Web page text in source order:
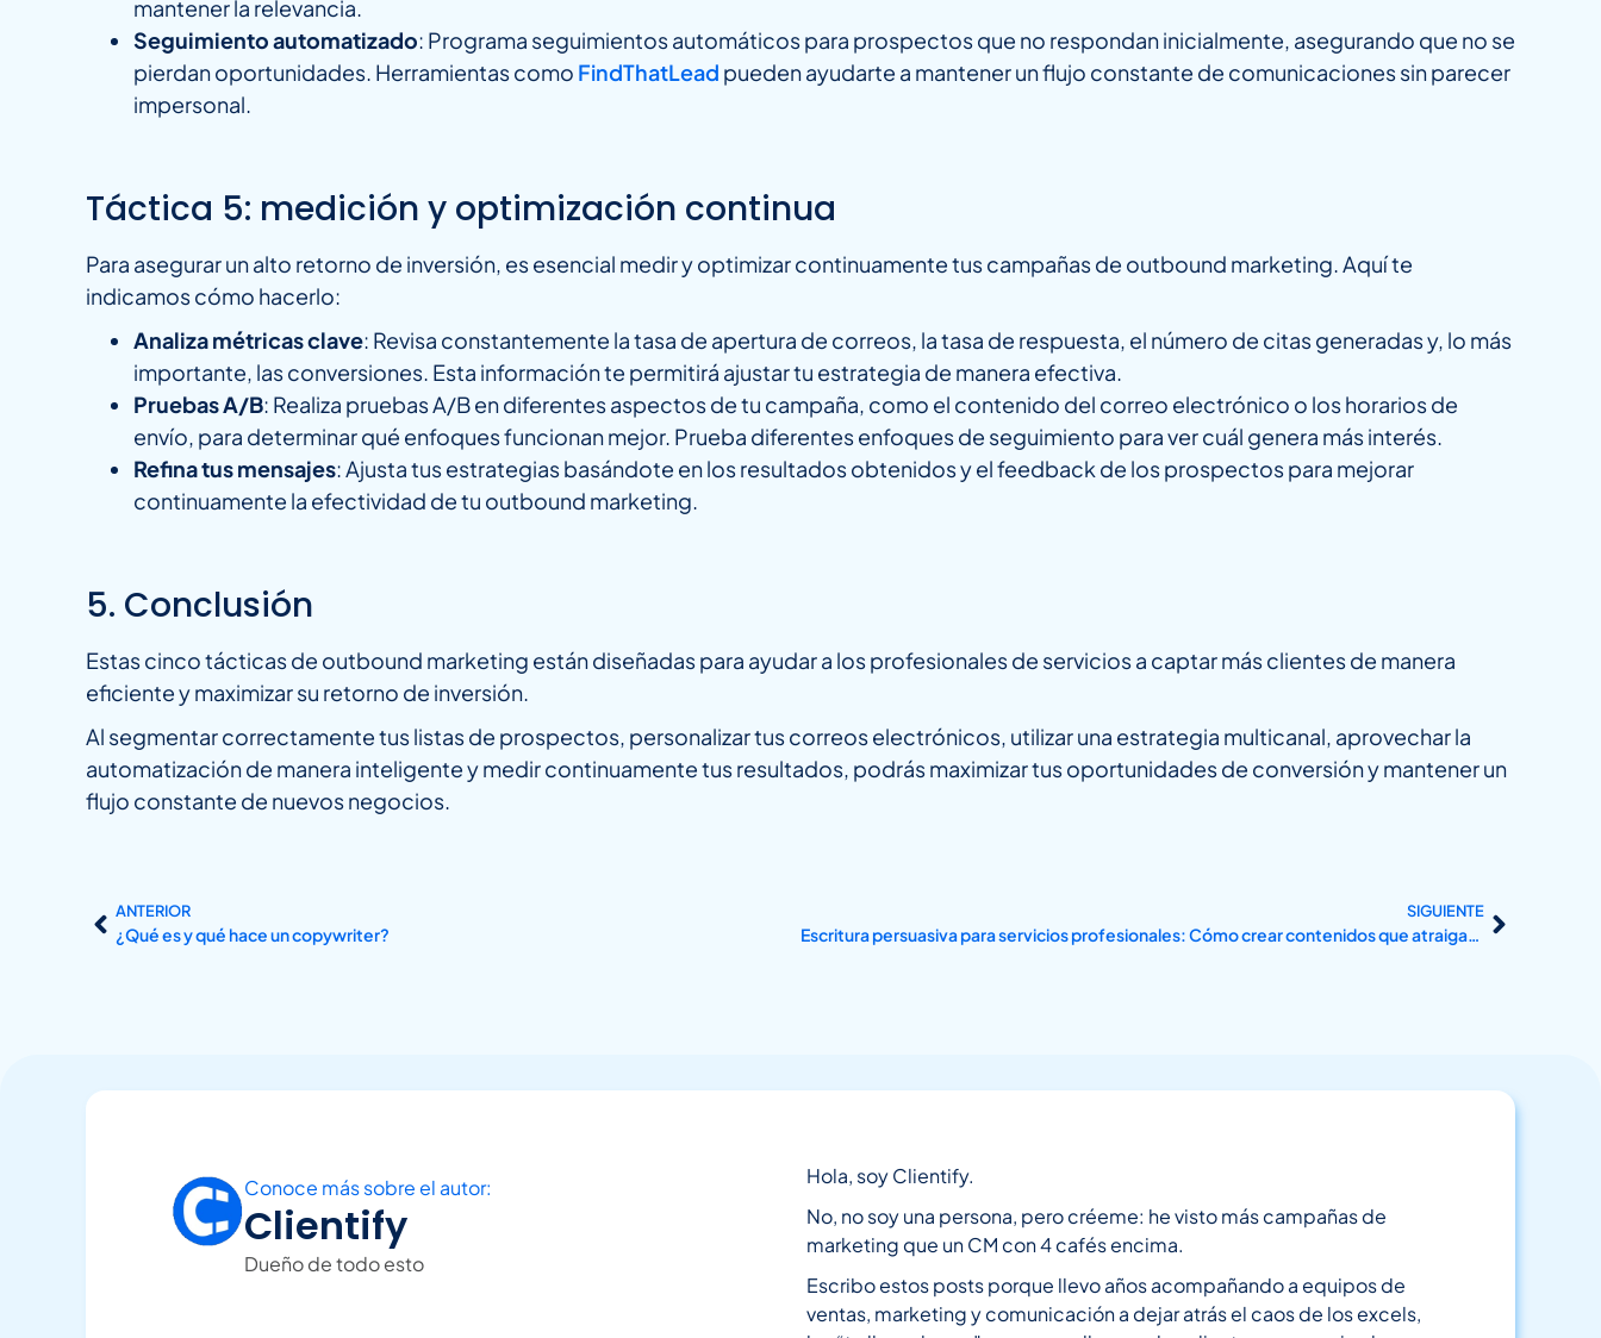
mantener la relevancia.
Seguimiento automatizado: Programa seguimientos automáticos para prospectos que no respondan inicialmente, asegurando que no se
pierdan oportunidades. Herramientas como FindThatLead pueden ayudarte a mantener un flujo constante de comunicaciones sin parecer
impersonal.
Táctica 5: medición y optimización continua
Para asegurar un alto retorno de inversión, es esencial medir y optimizar continuamente tus campañas de outbound marketing. Aquí te
indicamos cómo hacerlo:
Analiza métricas clave: Revisa constantemente la tasa de apertura de correos, la tasa de respuesta, el número de citas generadas y, lo más
importante, las conversiones. Esta información te permitirá ajustar tu estrategia de manera efectiva.
Pruebas A/B: Realiza pruebas A/B en diferentes aspectos de tu campaña, como el contenido del correo electrónico o los horarios de
envío, para determinar qué enfoques funcionan mejor. Prueba diferentes enfoques de seguimiento para ver cuál genera más interés.
Refina tus mensajes: Ajusta tus estrategias basándote en los resultados obtenidos y el feedback de los prospectos para mejorar
continuamente la efectividad de tu outbound marketing.
5. Conclusión
Estas cinco tácticas de outbound marketing están diseñadas para ayudar a los profesionales de servicios a captar más clientes de manera
eficiente y maximizar su retorno de inversión.
Al segmentar correctamente tus listas de prospectos, personalizar tus correos electrónicos, utilizar una estrategia multicanal, aprovechar la
automatización de manera inteligente y medir continuamente tus resultados, podrás maximizar tus oportunidades de conversión y mantener un
flujo constante de nuevos negocios.
ANTERIOR
¿Qué es y qué hace un copywriter?
SIGUIENTE
Escritura persuasiva para servicios profesionales: Cómo crear contenidos que atraigan clientes
Conoce más sobre el autor:
Clientify
Dueño de todo esto
Hola, soy Clientify.
No, no soy una persona, pero créeme: he visto más campañas de
marketing que un CM con 4 cafés encima.
Escribo estos posts porque llevo años acompañando a equipos de
ventas, marketing y comunicación a dejar atrás el caos de los excels,